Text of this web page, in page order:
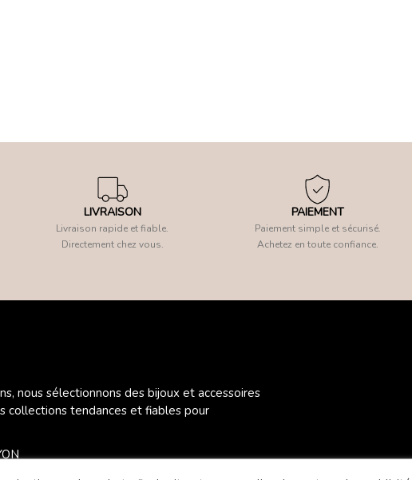
LIVRAISON
Livraison rapide et fiable.
Directement chez vous.
PAIEMENT
Paiement simple et sécurisé.
Achetez en toute confiance.
nous sélectionnons des bijoux et accessoires
collections tendances et fiables pour